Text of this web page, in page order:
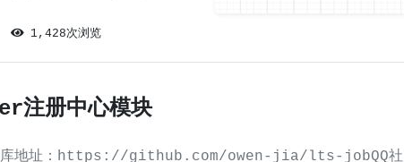
1,428次浏览
注册中心模块
仓库地址：https://github.com/owen-jia/lts-jobQQ社